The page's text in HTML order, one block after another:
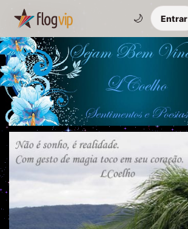
🌙 Entrar